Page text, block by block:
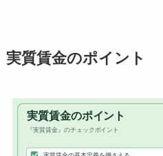
実質賃金のポイント